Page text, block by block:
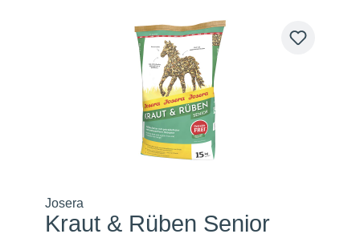
Josera
Kraut & Rüben Senior